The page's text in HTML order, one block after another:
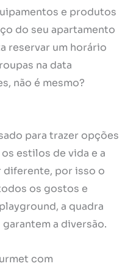
e produtos
do seu apartamento
reservar um horário
na data
não é mesmo?
para trazer opções
estilos de vida e a
diferente, por isso o
os gostos e
a quadra
a diversão.
com